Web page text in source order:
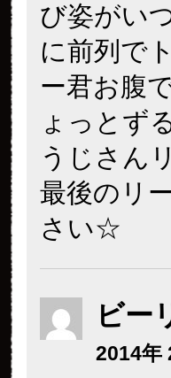
び姿がい
に前列で
ー君お腹
ょっとず
うじさん
最後のリ
さい☆
ビー
2014年